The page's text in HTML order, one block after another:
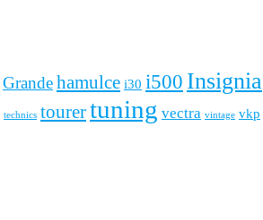
Grandehamulce i30 i500 Insignia
technics tourertuning vectra vintage vkp